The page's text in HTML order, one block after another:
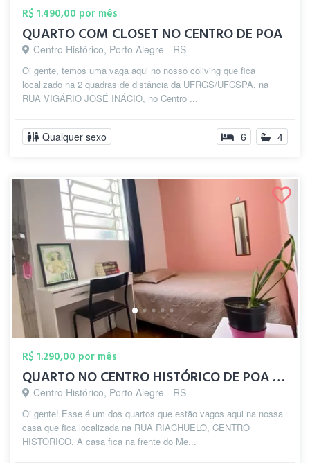
R$ 1.490,00 por mês
QUARTO COM CLOSET NO CENTRO DE POA
Centro Histórico, Porto Alegre - RS
Oi gente, temos uma vaga aqui no nosso coliving que fica
localizado na 2 quadras de distância da UFRGS/UFCSPA, na
RUA VIGÁRIO JOSÉ INÁCIO, no Centro ...
Qualquer sexo 6 4
R$ 1.290,00 por mês
QUARTO NO CENTRO HISTÓRICO DE POA - UFRG...
Centro Histórico, Porto Alegre - RS
Oi gente! Esse é um dos quartos que estão vagos aqui na nossa
casa que fica localizada na RUA RIACHUELO, CENTRO
HISTÓRICO. A casa fica na frente do Me...